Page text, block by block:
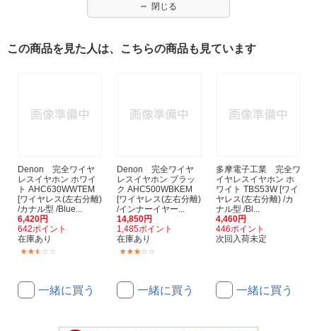
閉じる
この商品を見た人は、こちらの商品も見ています
Denon 完全ワイヤ
レスイヤホン ホワイ
ト AHC630WWTEM
[ワイヤレス(左右分離)
/カナル型 /Blue...
6,420円
642ポイント
在庫あり
一緒に買う
Denon 完全ワイヤ
レスイヤホン ブラッ
ク AHC500WBKEM
[ワイヤレス(左右分離)
/インナーイヤー...
14,850円
1,485ポイント
在庫あり
一緒に買う
多摩電子工業 完全ワ
イヤレスイヤホン ホ
ワイト TBS53W [ワイ
ヤレス(左右分離) /カ
ナル型 /Bl...
4,460円
446ポイント
次回入荷未定
一緒に買う